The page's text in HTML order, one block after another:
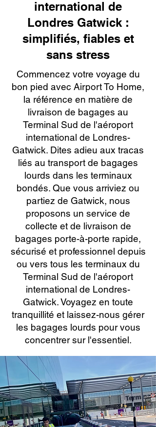
international de
Londres Gatwick :
simplifiés, fiables et
sans stress
Commencez votre voyage du
bon pied avec Airport To Home,
la référence en matière de
livraison de bagages au
Terminal Sud de l'aéroport
international de Londres-
Gatwick. Dites adieu aux tracas
liés au transport de bagages
lourds dans les terminaux
bondés. Que vous arriviez ou
partiez de Gatwick, nous
proposons un service de
collecte et de livraison de
bagages porte-à-porte rapide,
sécurisé et professionnel depuis
ou vers tous les terminaux du
Terminal Sud de l'aéroport
international de Londres-
Gatwick. Voyagez en toute
tranquillité et laissez-nous gérer
les bagages lourds pour vous
concentrer sur l'essentiel.